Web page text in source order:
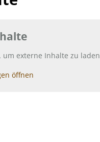
um externe Inhalte zu
öffnen